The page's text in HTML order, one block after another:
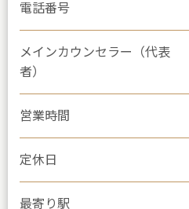
電話番号
メインカウンセラー（代表
者）
営業時間
定休日
最寄り駅